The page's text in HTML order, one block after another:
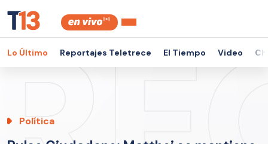
Lo Último Reportajes Teletrece El Tiempo Video
Política